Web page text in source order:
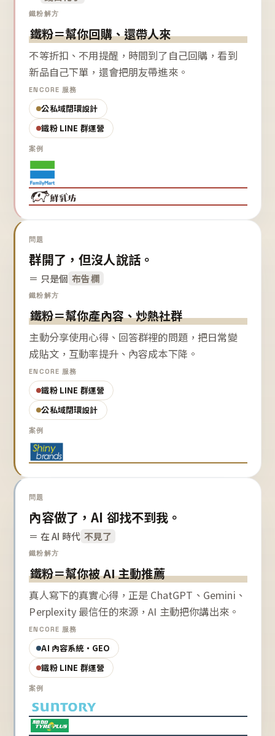
鐵粉解方
鐵粉＝幫你回購、還帶人來
不等折扣、不用提醒，時間到了自己回購，看到
新品自己下單，還會把朋友帶進來。
ENCORE 服務
公私域閉環設計
鐵粉 LINE 群運營
案例
問題
群開了，但沒人說話。
＝ 只是個 布告欄
鐵粉解方
鐵粉＝幫你產內容、炒熱社群
主動分享使用心得、回答群裡的問題，把日常變
成貼文，互動率提升、內容成本下降。
ENCORE 服務
鐵粉 LINE 群運營
公私域閉環設計
案例
問題
內容做了，AI 卻找不到我。
＝ 在 AI 時代 不見了
鐵粉解方
鐵粉＝幫你被 AI 主動推薦
真人寫下的真實心得，正是 ChatGPT、Gemini、
Perplexity 最信任的來源，AI 主動把你講出來。
ENCORE 服務
AI 內容系統・GEO
鐵粉 LINE 群運營
案例